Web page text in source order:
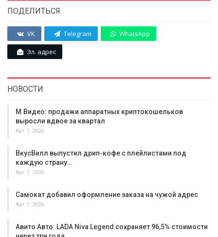
ПОДЕЛИТЬСЯ
VK Telegram WhatsApp
Эл. адрес
НОВОСТИ
М.Видео: продажи аппаратных криптокошельков
выросли вдвое за квартал
Авг 7, 2026
ВкусВилл выпустил дрип-кофе с плейлистами под
каждую страну…
Авг 7, 2026
Самокат добавил оформление заказа на чужой адрес
Авг 7, 2026
Авито Авто: LADA Niva Legend сохраняет 96,5% стоимости